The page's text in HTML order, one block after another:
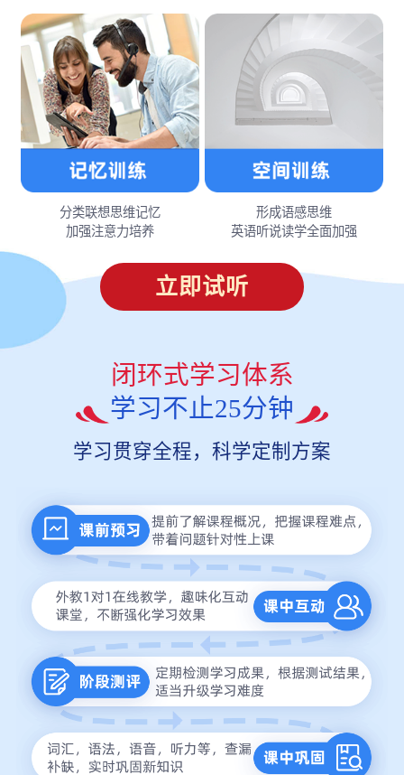
分类联想思维记忆
加强注意力培养
形成语感思维
英语听说读学全面加强
立即试听
闭环式学习体系
学习不止25分钟
学习贯穿全程，科学定制方案